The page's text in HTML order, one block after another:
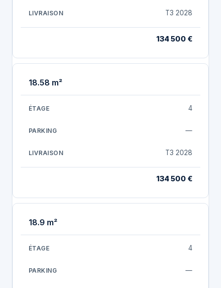
T3 2028
134 500 €
18.58 m²
4
—
T3 2028
134 500 €
18.9 m²
4
—